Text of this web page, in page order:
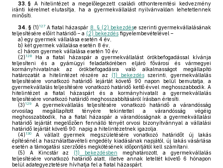
33. § A hitelintézet a megelőlegezett családi otthonteremtési kedvezmény
iránti kérelmet elutasítja, ha a gyermekvállalást nyilvánvalóan lehetetlennek
minősíti.
34. § (1) 127 A fiatal házaspár 8. § (2) bekezdése szerinti gyermekvállalásának
teljesítésére előírt határidő – a (2) bekezdés figyelembevételével –
a) egy gyermek vállalása esetén 4 év,
b) két gyermek vállalása esetén 8 év,
c) három gyermek vállalása esetén 10 év.
(2) 128
Ha a fiatal házaspár a gyermekvállalást örökbefogadással kívánja
teljesíteni és a gyámügyi feladatkörében eljáró fővárosi és vármegyei
kormányhivatalnak az örökbefogadásra való alkalmasságot megállapító
határozatát a hitelintézet részére az
(1) bekezdésszerinti, gyermekvállalás
teljesítésére vonatkozó határidő lejártát követő 90 napon belül bemutatja, a
gyermekvállalás teljesítésére vonatkozó határidő kettő évvel meghosszabbodik. A
hitelintézet a fiatal házaspárt és a kormányhivatalt a gyermekvállalás
teljesítésére vonatkozó határidő meghosszabbításáról írásban értesíti.
(3) 129
A gyermekvállalás teljesítésére vonatkozó határidő a várandósság
orvosilag megállapított tényére tekintettel a várandósság végéig
meghosszabbodik, ha a fiatal házaspár a várandósságnak a gyermekvállalási
határidő lejártát megelőzően fennálló tényét orvosi bizonyítvánnyal a vállalási
határidő lejártát követő 90. napig a hitelintézetnek igazolja.
(4) 130
A vállalt gyermek megszületésére vonatkozó határidőt új lakás
építésénél a használatbavételi engedély kiadásának napjától, új lakás vásárlása
esetén a támogatási szerződés megkötésének időpontjától kell számítani.
(5) A Kincstár az (1) bekezdésben meghatározott, a gyermekvállalás
teljesítésére vonatkozó határidő alatt, illetve annak leteltét követő 6 hónapon
belül adategyeztetésre hívhatja fel a fiatal házaspárt.